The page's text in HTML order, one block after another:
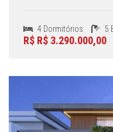
4 Dormitórios 5
R$ R$ 3.290.000,00